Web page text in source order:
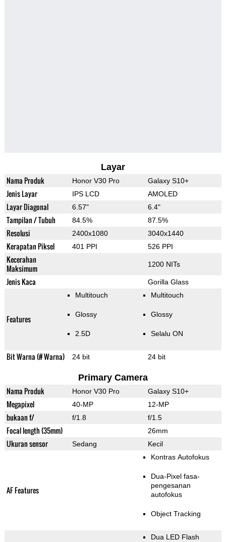
Layar
Nama Produk Honor V30 Pro Galaxy S10+
Jenis Layar IPS LCD AMOLED
Layar Diagonal 6.57" 6.4"
Tampilan / Tubuh 84.5% 87.5%
Resolusi 2400x1080 3040x1440
Kerapatan Piksel 401 PPI 526 PPI
Kecerahan
Maksimum
1200 NITs
Jenis Kaca Gorilla Glass
Features
Multitouch
Glossy
2.5D
Multitouch
Glossy
Selalu ON
Bit Warna (# Warna) 24 bit 24 bit
Primary Camera
Nama Produk Honor V30 Pro Galaxy S10+
Megapixel 40-MP 12-MP
bukaan f/ f/1.8 f/1.5
Focal length (35mm) 26mm
Ukuran sensor Sedang Kecil
AF Features
Kontras Autofokus
Dua-Pixel fasa-
pengesanan
autofokus
Object Tracking
Dua LED Flash